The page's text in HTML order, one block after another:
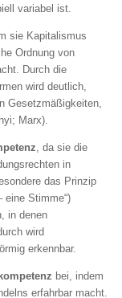
variabel ist.
sie Kapitalismus
Ordnung von
Durch die
wird deutlich,
Gesetzmäßigkeiten,
Marx).
, da sie die
in
das Prinzip
eine Stimme“)
in denen
wird
erkennbar.
bei, indem
erfahrbar macht.